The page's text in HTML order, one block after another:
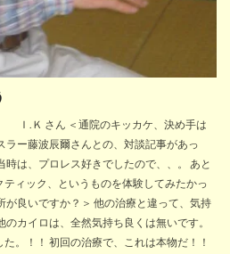
.Ｋ さん ＜通院のキッカケ、決め手は
ラー藤波辰爾さんとの、対談記事があっ
は、プロレス好きでしたので、、。 あと
ィック、というものを体験してみたかっ
が良いですか？＞ 他の治療と違って、気持
カイロは、全然気持ち良くは無いです。
。！！ 初回の治療で、これは本物だ！！